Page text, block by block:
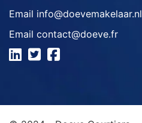
Email info@doevemakelaar.nl
Email contact@doeve.fr